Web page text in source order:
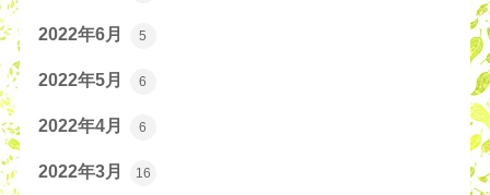
2022年6月 5
2022年5月 6
2022年4月 6
2022年3月 16